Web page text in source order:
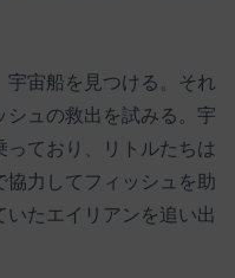
宙船を見つける。それ
シュの救出を試みる。宇
ており、リトルたちは
力してフィッシュを助
たエイリアンを追い出